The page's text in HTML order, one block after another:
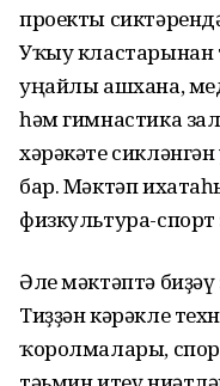
проекты
Уҡыу кластарынан
уңайлы ашхана,
һәм гимнастика
хәрәкәте
бар. Мәктәп
физкультура-
Әле мәктәптә
Тиҙҙән кәрәкле
ҡоролмалары,